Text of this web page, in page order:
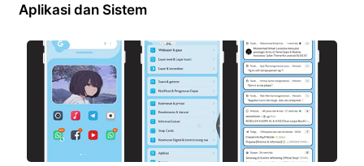
Aplikasi dan Sistem